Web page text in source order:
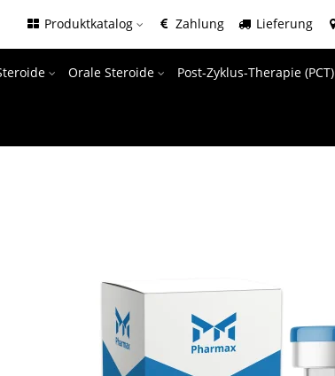
Produktkatalog Zahlung Lieferung
Orale Steroide Post-Zyklus-Therapie (PCT)